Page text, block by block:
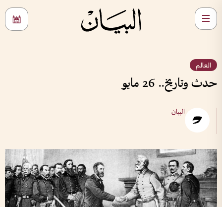
العالم
حدث وتاريخ.. 26 مايو
البيان